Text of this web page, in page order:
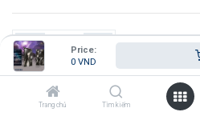
Price:
0 VND
Trang chủ Tìm kiếmThêm vào